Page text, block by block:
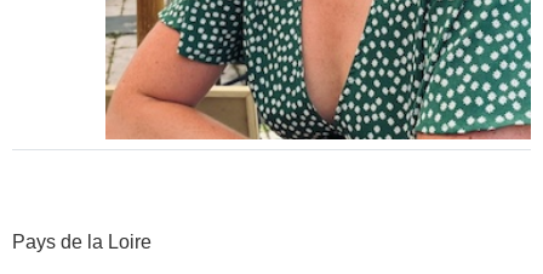
Pays de la Loire